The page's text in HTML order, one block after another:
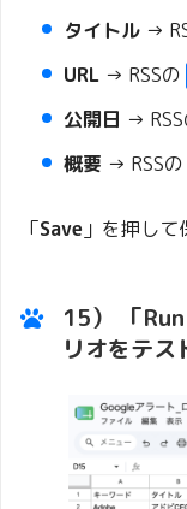
タイトル →
URL → RSSの
公開日 →
概要 → RSSの
「Save 」を押して
15） 「
リオをテス